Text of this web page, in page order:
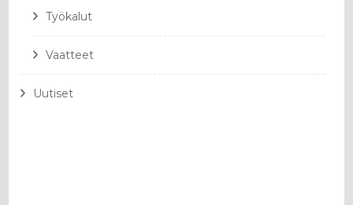
Työkalut
Vaatteet
Uutiset